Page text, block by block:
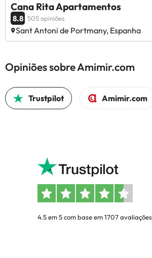
Cana Rita Apartamentos
8.8 505 opiniões
Sant Antoni de Portmany, Espanha
Opiniões sobre Amimir.com
Trustpilot Amimir.com
4.5 em 5 com base em 1707 avaliações